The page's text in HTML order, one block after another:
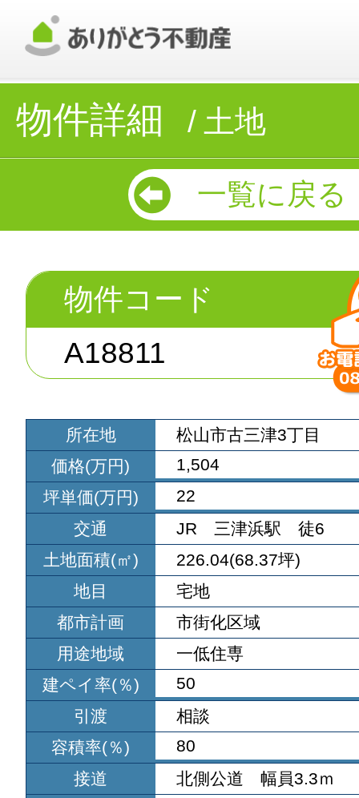
物件詳細 土地
一覧に戻る
物件コード
A18811
所在地
松山市古三津3丁目
価格(万円)
1,504
坪単価(万円)
22
交通
JR 三津浜駅 徒6
土地面積(㎡)
226.04(68.37坪)
地目
宅地
都市計画
市街化区域
用途地域
一低住専
建ペイ率(％)
50
引渡
相談
容積率(％)
80
接道
北側公道 幅員3.3ｍ